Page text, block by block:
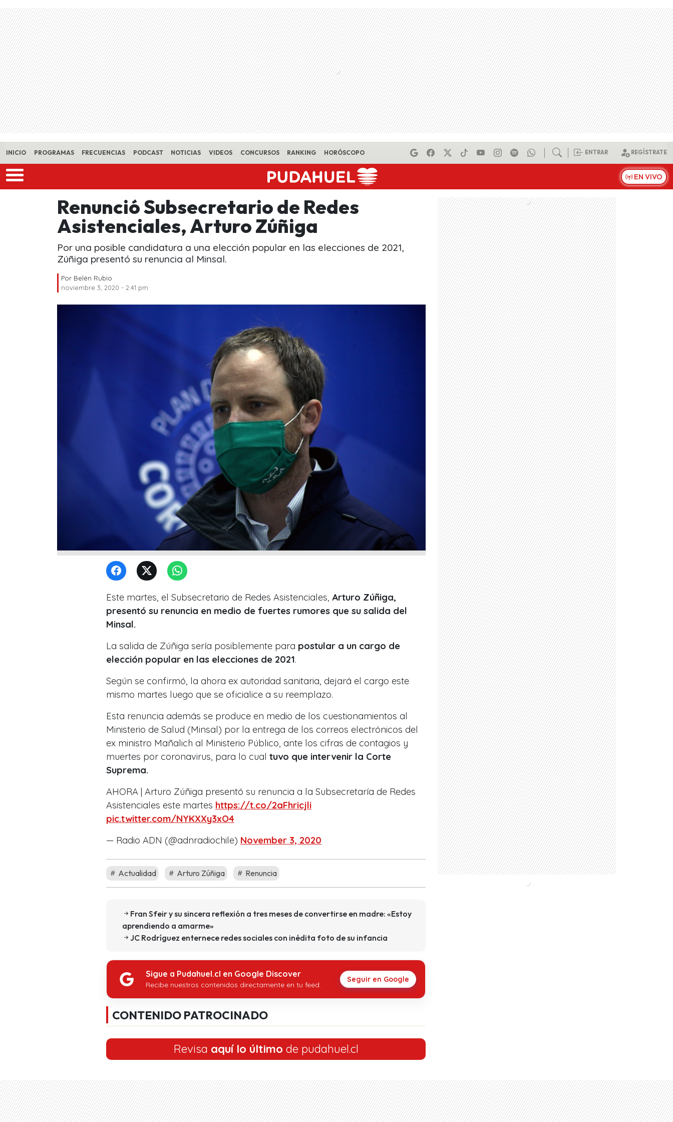
Skip to main content
INICIO PROGRAMAS FRECUENCIAS PODCAST NOTICIAS VIDEOS CONCURSOS RANKING HORÓSCOPO ENTRAR REGÍSTRATE
EN VIVO
Renunció Subsecretario de Redes
Asistenciales, Arturo Zúñiga
Por una posible candidatura a una elección popular en las elecciones de 2021,
Zúñiga presentó su renuncia al Minsal.
Por Belén Rubio
noviembre 3, 2020 - 2:41 pm
Este martes, el Subsecretario de Redes Asistenciales, Arturo Zúñiga,
presentó su renuncia en medio de fuertes rumores que su salida del
Minsal.
La salida de Zúñiga sería posiblemente para postular a un cargo de
elección popular en las elecciones de 2021.
Según se confirmó, la ahora ex autoridad sanitaria, dejará el cargo este
mismo martes luego que se oficialice a su reemplazo.
Esta renuncia además se produce en medio de los cuestionamientos al
Ministerio de Salud (Minsal) por la entrega de los correos electrónicos del
ex ministro Mañalich al Ministerio Público, ante los cifras de contagios y
muertes por coronavirus, para lo cual tuvo que intervenir la Corte
Suprema.
AHORA | Arturo Zúñiga presentó su renuncia a la Subsecretaría de Redes
Asistenciales este martes https://t.co/2aFhricjli
pic.twitter.com/NYKXXy3xO4
— Radio ADN (@adnradiochile) November 3, 2020
Actualidad Arturo Zúñiga Renuncia
Fran Sfeir y su sincera reflexión a tres meses de convertirse en madre: «Estoy
aprendiendo a amarme»
JC Rodríguez enternece redes sociales con inédita foto de su infancia
Sigue a Pudahuel.cl en Google Discover
Recibe nuestros contenidos directamente en tu feed.
Seguir en Google
CONTENIDO PATROCINADO
Revisa aquí lo último de pudahuel.cl